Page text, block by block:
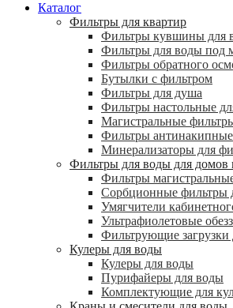
Каталог
Фильтры для квартир
Фильтры кувшины для
Фильтры для воды под
Фильтры обратного
Бутылки с фильтром
Фильтры для душа
Фильтры настольные
Магистральные
Фильтры антинакипные
Минерализаторы для
Фильтры для воды для домов
Фильтры
Сорбционные фильтры
Умягчители
Ультрафиолетовые
Фильтрующие загрузки
Кулеры для воды
Кулеры для воды
Пурифайеры для воды
Комплектующие для